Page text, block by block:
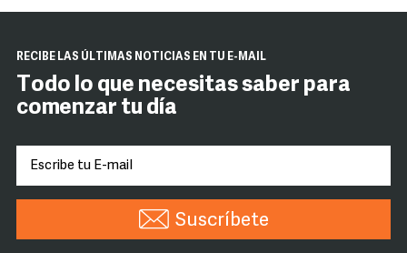
RECIBE LAS ÚLTIMAS NOTICIAS EN TU E-MAIL
Todo lo que necesitas saber para
comenzar tu día
Suscríbete